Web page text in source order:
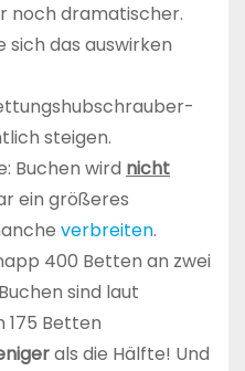
noch dramatischer.
sich das auswirken
steigen.
Buchen wird nicht
ein größeres
verbreiten.
400 Betten an zwei
sind laut
Betten
als die Hälfte! Und